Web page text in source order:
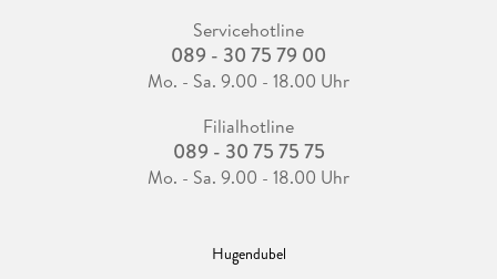
Servicehotline
089 - 30 75 79 00
Mo. - Sa. 9.00 - 18.00 Uhr
Filialhotline
089 - 30 75 75 75
Mo. - Sa. 9.00 - 18.00 Uhr
Hugendubel